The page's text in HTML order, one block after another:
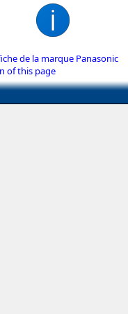
de la marque Panasonic
of this page